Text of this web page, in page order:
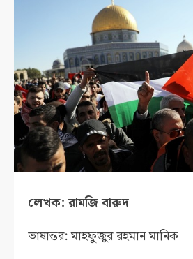
লেখক: রামজি বারুদ
ভাষান্তর: মাহফুজুর রহমান মানিক